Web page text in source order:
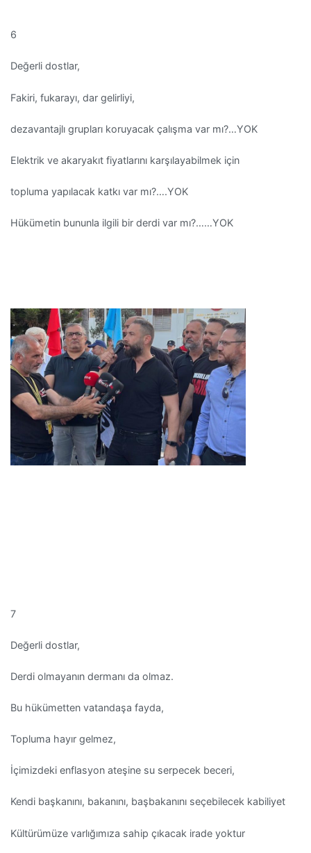
6
Değerli dostlar,
Fakiri, fukarayı, dar gelirliyi,
dezavantajlı grupları koruyacak çalışma var mı?…YOK
Elektrik ve akaryakıt fiyatlarını karşılayabilmek için
topluma yapılacak katkı var mı?….YOK
Hükümetin bununla ilgili bir derdi var mı?……YOK
7
Değerli dostlar,
Derdi olmayanın dermanı da olmaz.
Bu hükümetten vatandaşa fayda,
Topluma hayır gelmez,
İçimizdeki enflasyon ateşine su serpecek beceri,
Kendi başkanını, bakanını, başbakanını seçebilecek kabiliyet
Kültürümüze varlığımıza sahip çıkacak irade yoktur